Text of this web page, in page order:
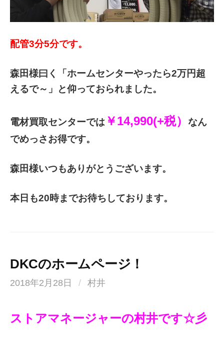
配管3分5分です。
森田様曰く「ホームセンターやったら2万円超
えるで～」と仰っておられました。
電材買取センターでは ￥14,990(+税）
なん
でめっさお得です。
森田様いつもありがとうございます。
本日も20時までお待ちしております。
DKCのホームページ！
2018年2月28日 / 村井
ストアマネージャーの村井です☆彡